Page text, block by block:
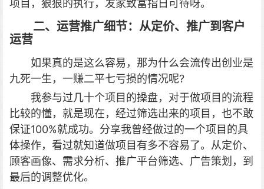
项目，狠狠的执行，发家致富指日可待呀。
二、运营推广细节：从定价、推广到客户
运营
如果真的是这么容易，那为什么会流传出创业是
九死一生，一赚二平七亏损的情况呢?
我参与过几十个项目的操盘，对于做项目的流程
比较的懂，就是现在，经过筛选出来的项目，也不敢
保证100%就成功。分享我曾经做过的一个项目的具
体操作，看过就知道做项目有多不容易了。从定价、
顾客画像、需求分析、推广平台筛选、广告策划，到
最后的调整优化。